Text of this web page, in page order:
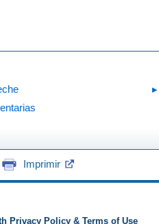
Imprimir
Privacy Policy & Terms of Use